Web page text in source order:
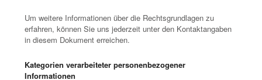
Um weitere Informationen über die Rechtsgrundlagen zu
erfahren, können Sie uns jederzeit unter den Kontaktangaben
in diesem Dokument erreichen.
Kategorien verarbeiteter personenbezogener
Informationen